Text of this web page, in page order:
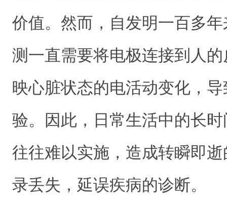
价值。然而，自发明一百多
测一直需要将电极连接到人
映心脏状态的电活动变化，
验。因此，日常生活中的长
往往难以实施，造成转瞬即
录丢失，延误疾病的诊断。